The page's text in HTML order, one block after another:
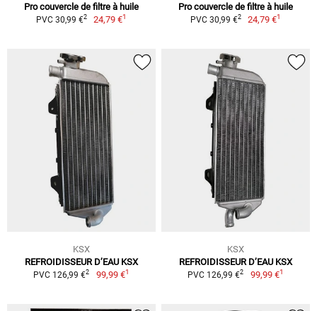
Pro couvercle de filtre à huile
PVC 30,99 €2 24,79 €1
Pro couvercle de filtre à huile
PVC 30,99 €2 24,79 €1
KSX
REFROIDISSEUR D’EAU KSX
PVC 126,99 €2 99,99 €1
KSX
REFROIDISSEUR D’EAU KSX
PVC 126,99 €2 99,99 €1